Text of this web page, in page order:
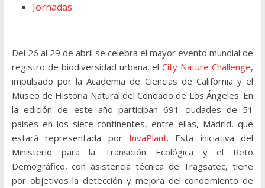
Jornadas
Del 26 al 29 de abril se celebra el mayor evento mundial de
registro de biodiversidad urbana, elCity Nature Challenge,
impulsado por la Academia de Ciencias de California y el
Museo de Historia Natural del Condado de Los Ángeles. En
la edición de este año participan 691 ciudades de 51
países en los siete continentes, entre ellas, Madrid, que
estará representada por InvaPlant. Esta iniciativa del
Ministerio para la Transición Ecológica y el Reto
Demográfico, con asistencia técnica de Tragsatec, tiene
por objetivos la detección y mejora del conocimiento de